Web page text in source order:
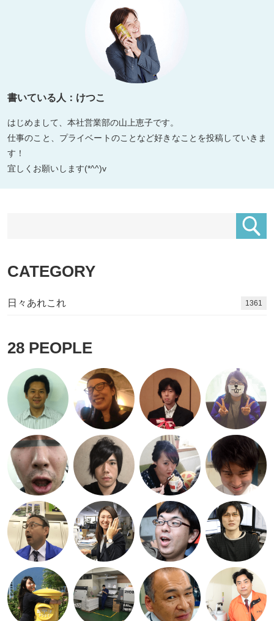
書いている人：けつこ
はじめまして、本社営業部の山上恵子です。
仕事のこと、プライベートのことなど好きなことを投稿していきま
す！
宜しくお願いします(*^^)v
CATEGORY
日々あれこれ 1495
28 PEOPLE